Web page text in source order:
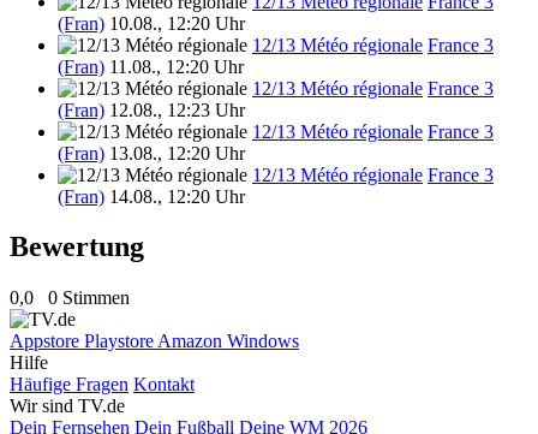
(Fran) 10.08., 12:20 Uhr
12/13 Météo régionale France 3
(Fran) 11.08., 12:20 Uhr
12/13 Météo régionale France 3
(Fran) 12.08., 12:23 Uhr
12/13 Météo régionale France 3
(Fran) 13.08., 12:20 Uhr
12/13 Météo régionale France 3
(Fran) 14.08., 12:20 Uhr
Bewertung
0,0 0 Stimmen
Appstore Playstore Amazon Windows
Hilfe
Häufige Fragen Kontakt
Wir sind TV.de
Dein Fernsehen Dein Fußball Deine WM 2026